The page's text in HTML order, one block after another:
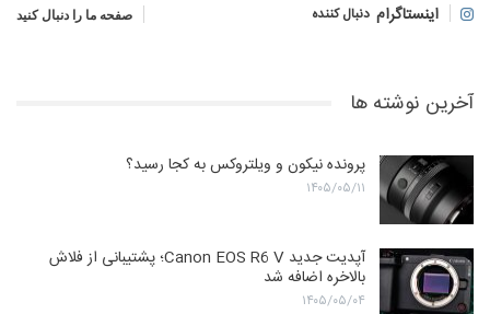
اینستاگرام دنبال کننده صفحه ما را دنبال کنید
آخرین نوشته ها
پرونده نیکون و ویلتروکس به کجا رسید؟
۱۴۰۵/۰۵/۱۱
آپدیت جدید Canon EOS R6 V؛ پشتیبانی از فلاش
بالاخره اضافه شد
۱۴۰۵/۰۵/۰۴